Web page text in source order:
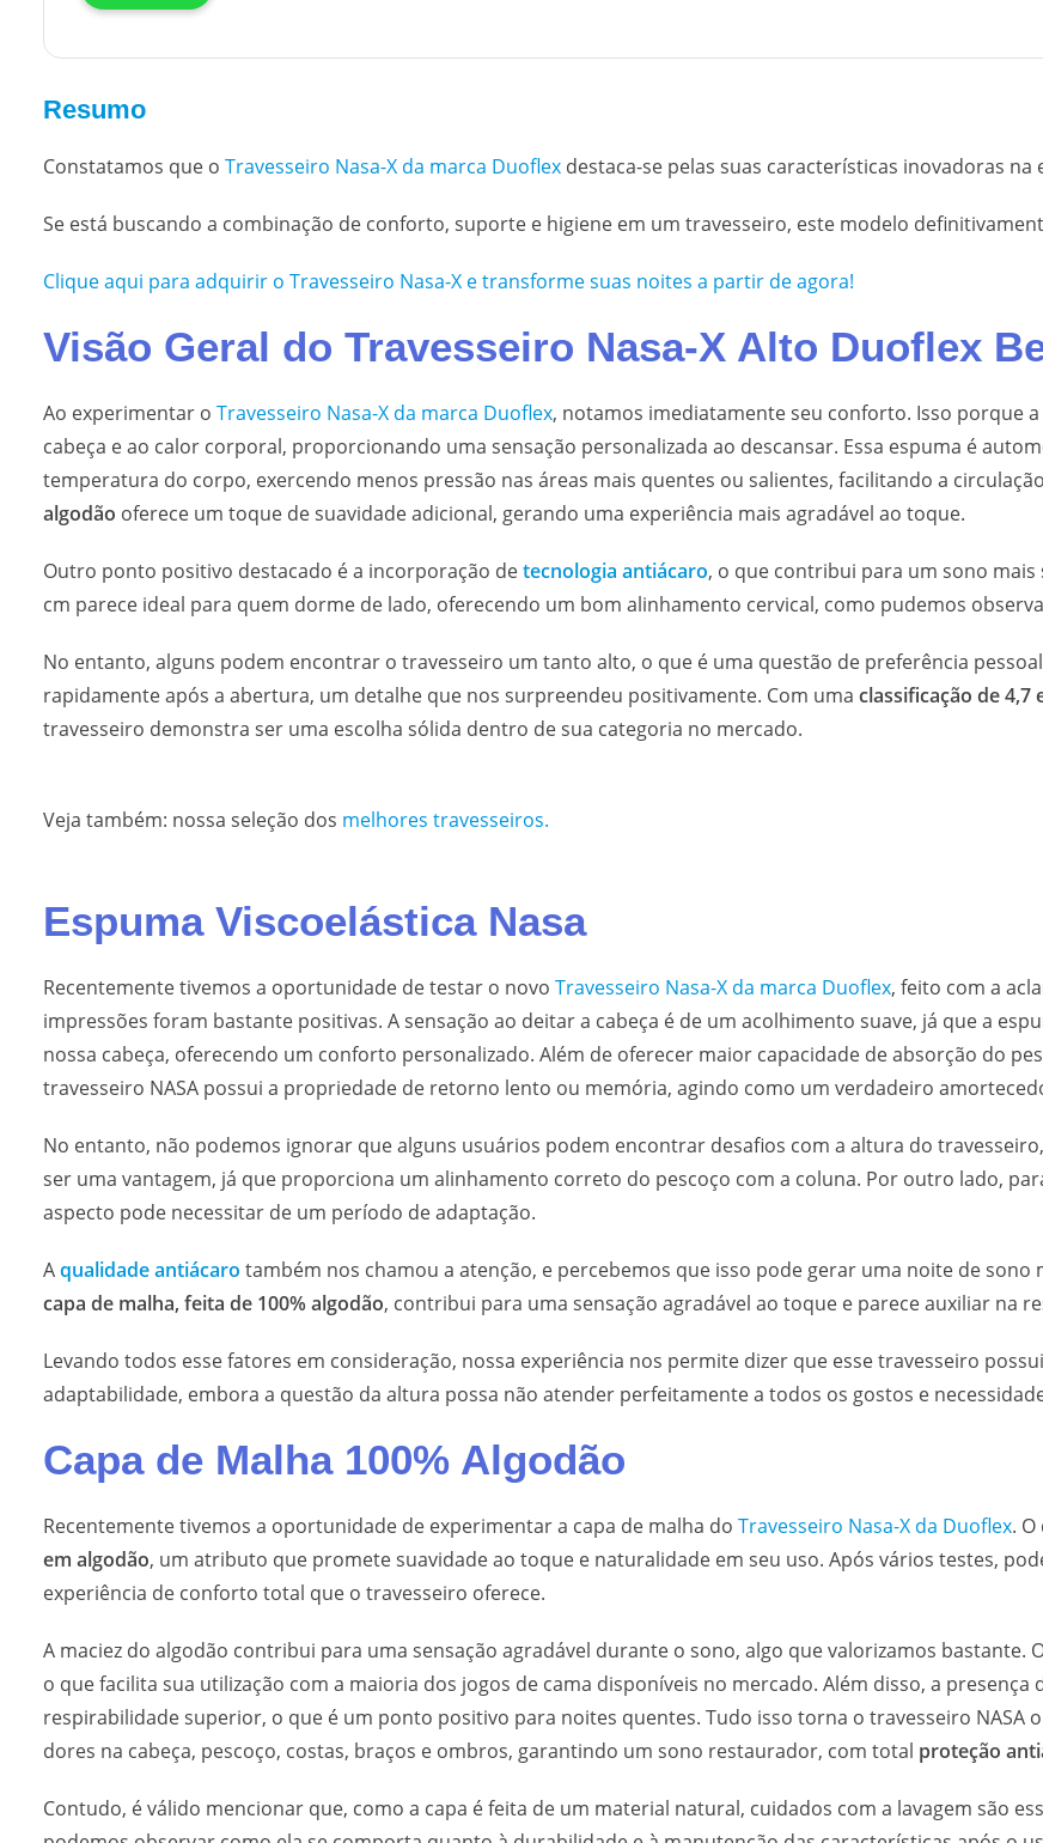
Resumo
Constatamos que o Travesseiro Nasa-X da marca Duoflex destaca-se pelas suas características inovadoras
Se está buscando a combinação de conforto, suporte e higiene em um travesseiro, este modelo
Clique aqui para adquirir o Travesseiro Nasa-X e transforme suas noites a partir de agora!
Visão Geral do Travesseiro Nasa-X Alto Duoflex
Ao experimentar o Travesseiro Nasa-X da marca Duoflex, notamos imediatamente seu conforto. Isso porque a
cabeça e ao calor corporal, proporcionando uma sensação personalizada ao descansar. Essa espuma é
temperatura do corpo, exercendo menos pressão nas áreas mais quentes ou salientes, facilitando a
algodão oferece um toque de suavidade adicional, gerando uma experiência mais agradável ao toque.
Outro ponto positivo destacado é a incorporação detecnologia antiácaro, o que contribui para um sono
cm parece ideal para quem dorme de lado, oferecendo um bom alinhamento cervical, como pudemos
No entanto, alguns podem encontrar o travesseiro um tanto alto, o que é uma questão de preferência
rapidamente após a abertura, um detalhe que nos surpreendeu positivamente. Com uma classificação de 4,7
travesseiro demonstra ser uma escolha sólida dentro de sua categoria no mercado.
Veja também: nossa seleção dos melhores travesseiros.
Espuma Viscoelástica Nasa
Recentemente tivemos a oportunidade de testar o novo Travesseiro Nasa-X da marca Duoflex, feito com a
impressões foram bastante positivas. A sensação ao deitar a cabeça é de um acolhimento suave, já que a
nossa cabeça, oferecendo um conforto personalizado. Além de oferecer maior capacidade de absorção do
travesseiro NASA possui a propriedade de retorno lento ou memória, agindo como um verdadeiro
No entanto, não podemos ignorar que alguns usuários podem encontrar desafios com a altura do
ser uma vantagem, já que proporciona um alinhamento correto do pescoço com a coluna. Por outro lado,
aspecto pode necessitar de um período de adaptação.
Aqualidade antiácaro também nos chamou a atenção, e percebemos que isso pode gerar uma noite de
capa de malha, feita de 100% algodão, contribui para uma sensação agradável ao toque e parece auxiliar na
Levando todos esse fatores em consideração, nossa experiência nos permite dizer que esse travesseiro
adaptabilidade, embora a questão da altura possa não atender perfeitamente a todos os gostos e
Capa de Malha 100% Algodão
Recentemente tivemos a oportunidade de experimentar a capa de malha do Travesseiro Nasa-X da Duoflex.
em algodão, um atributo que promete suavidade ao toque e naturalidade em seu uso. Após vários testes,
experiência de conforto total que o travesseiro oferece.
A maciez do algodão contribui para uma sensação agradável durante o sono, algo que valorizamos bastante.
o que facilita sua utilização com a maioria dos jogos de cama disponíveis no mercado. Além disso, a
respirabilidade superior, o que é um ponto positivo para noites quentes. Tudo isso torna o travesseiro NASA
dores na cabeça, pescoço, costas, braços e ombros, garantindo um sono restaurador, com total proteção
Contudo, é válido mencionar que, como a capa é feita de um material natural, cuidados com a lavagem são